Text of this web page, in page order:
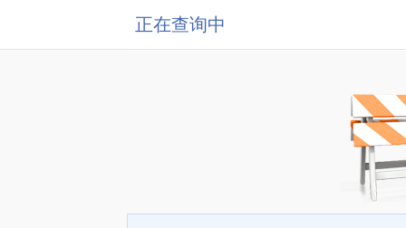
正在查询中